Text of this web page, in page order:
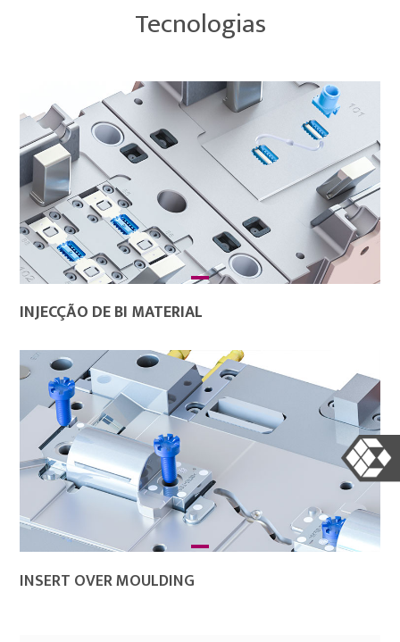
Tecnologias
INJECÇÃO DE BI MATERIAL
INSERT OVER MOULDING